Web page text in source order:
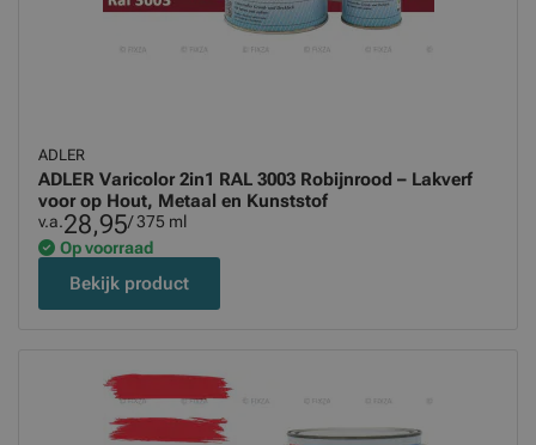
ADLER
ADLER Varicolor 2in1 RAL 3003 Robijnrood – Lakverf
voor op Hout, Metaal en Kunststof
v.a.28,95/ 375 ml
Op voorraad
Bekijk product